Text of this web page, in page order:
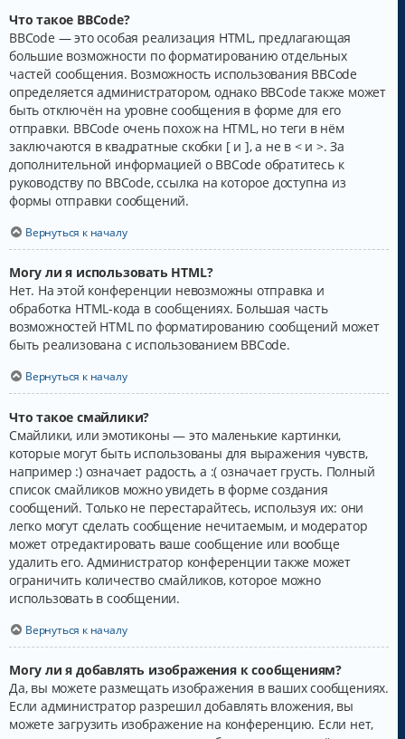
Что такое BBCode?
BBCode — это особая реализация HTML, предлагающая
большие возможности по форматированию отдельных
частей сообщения. Возможность использования BBCode
определяется администратором, однако BBCode также может
быть отключён на уровне сообщения в форме для его
отправки. BBCode очень похож на HTML, но теги в нём
заключаются в квадратные скобки [ и ], а не в < и >. За
дополнительной информацией о BBCode обратитесь к
руководству по BBCode, ссылка на которое доступна из
формы отправки сообщений.
Вернуться к началу
Могу ли я использовать HTML?
Нет. На этой конференции невозможны отправка и
обработка HTML-кода в сообщениях. Большая часть
возможностей HTML по форматированию сообщений может
быть реализована с использованием BBCode.
Вернуться к началу
Что такое смайлики?
Смайлики, или эмотиконы — это маленькие картинки,
которые могут быть использованы для выражения чувств,
например :) означает радость, а :( означает грусть. Полный
список смайликов можно увидеть в форме создания
сообщений. Только не перестарайтесь, используя их: они
легко могут сделать сообщение нечитаемым, и модератор
может отредактировать ваше сообщение или вообще
удалить его. Администратор конференции также может
ограничить количество смайликов, которое можно
использовать в сообщении.
Вернуться к началу
Могу ли я добавлять изображения к сообщениям?
Да, вы можете размещать изображения в ваших сообщениях.
Если администратор разрешил добавлять вложения, вы
можете загрузить изображение на конференцию. Если нет,